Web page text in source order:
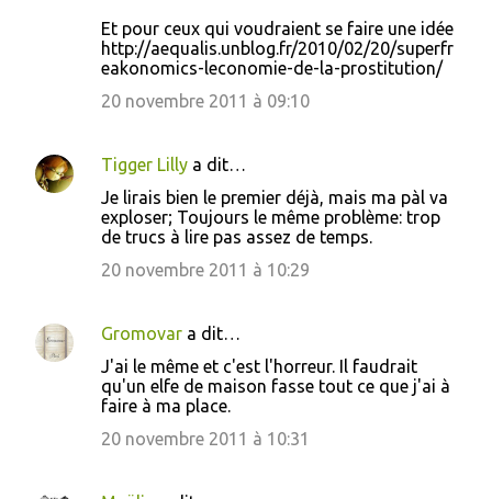
s
Et pour ceux qui voudraient se faire une idée
http://aequalis.unblog.fr/2010/02/20/superfr
eakonomics-leconomie-de-la-prostitution/
20 novembre 2011 à 09:10
Tigger Lilly a dit…
Je lirais bien le premier déjà, mais ma pàl va
exploser; Toujours le même problème: trop
de trucs à lire pas assez de temps.
20 novembre 2011 à 10:29
Gromovar a dit…
J'ai le même et c'est l'horreur. Il faudrait
qu'un elfe de maison fasse tout ce que j'ai à
faire à ma place.
20 novembre 2011 à 10:31